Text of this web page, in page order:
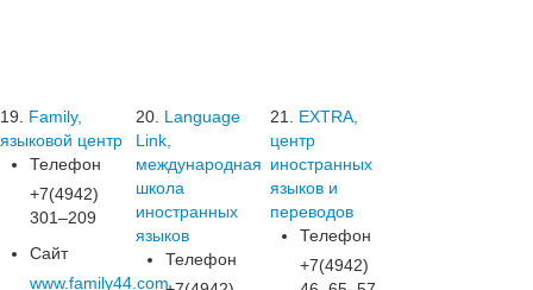
19.
Family,
языковой центр
Телефон
+7(4942)
301‒209
Сайт
www.family44.com
20. Language
Link,
международная
школа
иностранных
языков
Телефон
21.
EXTRA,
центр
иностранных
языков и
переводов
Телефон
+7(4942)